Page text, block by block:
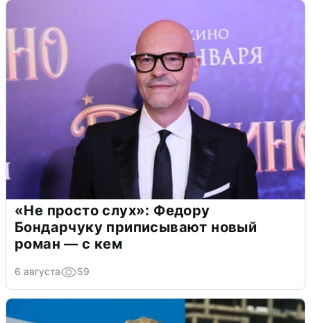
«Не просто слух»: Федору
Бондарчуку приписывают новый
роман — с кем
6 августа 59